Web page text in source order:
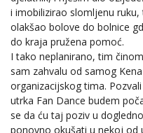
i imobilizirao slomljenu
olakšao bolove do bolnice
do kraja pružena pomoć.
I tako neplanirano, tim
sam zahvalu od samog
organizacijskog tima.
utrka Fan Dance budem
se da ću taj poziv u
ponovno okušati u nekoj od